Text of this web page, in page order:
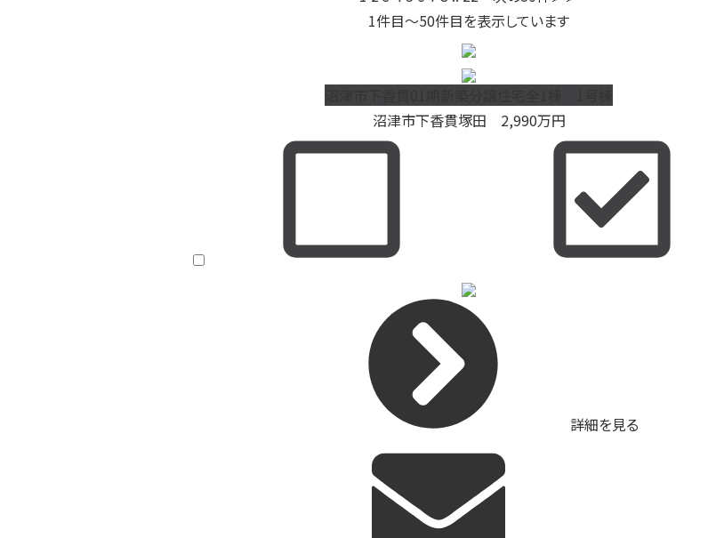
1件目～50件目を表示しています
沼津市下香貫塚田
2,990万円
詳細を見る